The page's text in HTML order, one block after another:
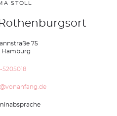
STOLL
75
Hamburg
5205018